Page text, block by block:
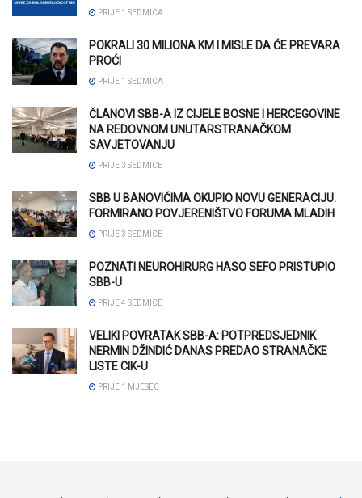
PRIJE 1 SEDMICA
POKRALI 30 MILIONA KM I MISLE DA ĆE PREVARA
PROĆI
PRIJE 1 SEDMICA
ČLANOVI SBB-A IZ CIJELE BOSNE I HERCEGOVINE
NA REDOVNOM UNUTARSTRANAČKOM
SAVJETOVANJU
PRIJE 3 SEDMICE
SBB U BANOVIĆIMA OKUPIO NOVU GENERACIJU:
FORMIRANO POVJERENIŠTVO FORUMA MLADIH
PRIJE 3 SEDMICE
POZNATI NEUROHIRURG HASO SEFO PRISTUPIO
SBB-U
PRIJE 4 SEDMICE
VELIKI POVRATAK SBB-A: POTPREDSJEDNIK
NERMIN DŽINDIĆ DANAS PREDAO STRANAČKE
LISTE CIK-U
PRIJE 1 MJESEC